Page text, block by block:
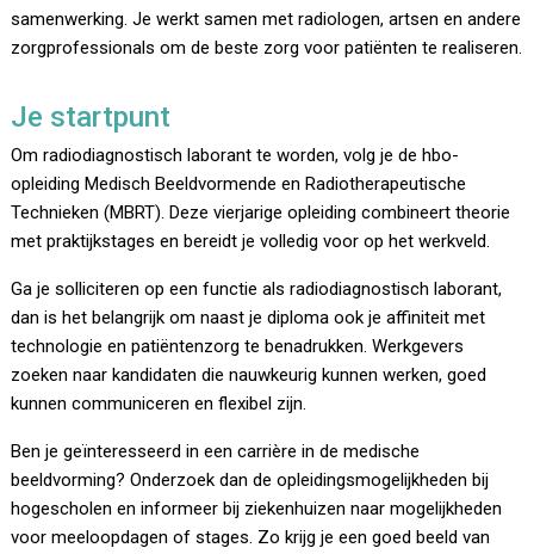
samenwerking. Je werkt samen met radiologen, artsen en andere
zorgprofessionals om de beste zorg voor patiënten te realiseren.
Je startpunt
Om radiodiagnostisch laborant te worden, volg je de hbo-
opleiding Medisch Beeldvormende en Radiotherapeutische
Technieken (MBRT). Deze vierjarige opleiding combineert theorie
met praktijkstages en bereidt je volledig voor op het werkveld.
Ga je solliciteren op een functie als radiodiagnostisch laborant,
dan is het belangrijk om naast je diploma ook je affiniteit met
technologie en patiëntenzorg te benadrukken. Werkgevers
zoeken naar kandidaten die nauwkeurig kunnen werken, goed
kunnen communiceren en flexibel zijn.
Ben je geïnteresseerd in een carrière in de medische
beeldvorming? Onderzoek dan de opleidingsmogelijkheden bij
hogescholen en informeer bij ziekenhuizen naar mogelijkheden
voor meeloopdagen of stages. Zo krijg je een goed beeld van